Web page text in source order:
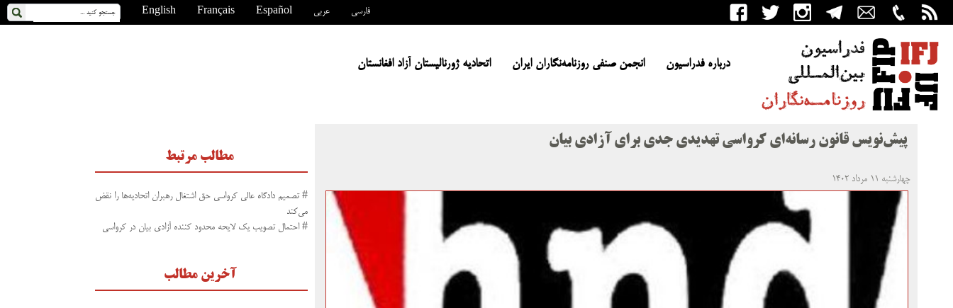
English Français Español عربی فارسی
درباره فدراسیون انجمن صنفی روزنامه‌نگاران ایران اتحادیه ژورنالیستان آزاد افغانستان
پیش‌نویس قانون رسانه‌ای کرواسی تهدیدی جدی برای آزادی بیان
چهارشنبه ۱۱ مرداد ۱۴۰۲
مطالب مرتبط
# تصمیم دادگاه عالی کرواسی حق اشتغال رهبران اتحادیه‌ها را نقض
می‌کند
# احتمال تصویب یک لایحه محدود کننده آزادی بیان در کرواسی
آخرین مطالب